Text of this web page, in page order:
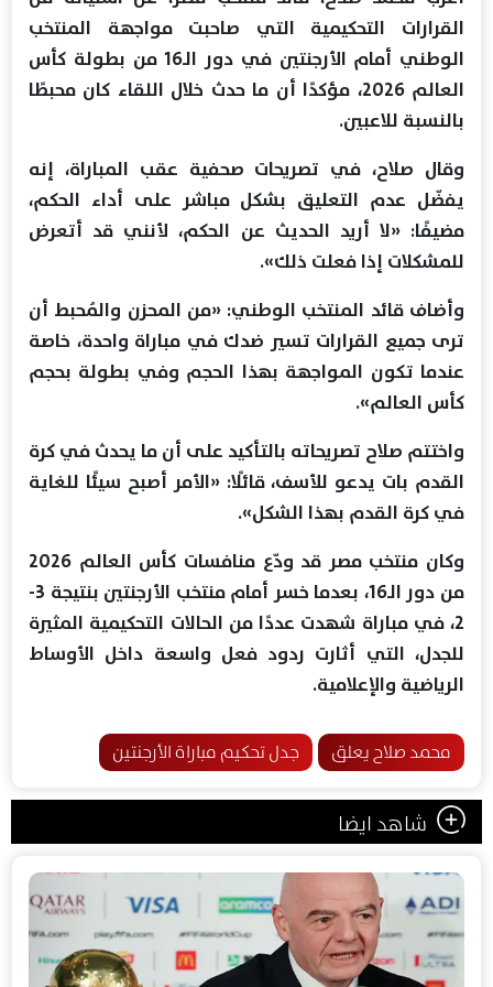
القرارات التحكيمية التي صاحبت مواجهة المنتخب
الوطني أمام الأرجنتين في دور الـ16 من بطولة كأس
العالم 2026، مؤكدًا أن ما حدث خلال اللقاء كان محبطًا
بالنسبة للاعبين.
وقال صلاح، في تصريحات صحفية عقب المباراة، إنه
يفضّل عدم التعليق بشكل مباشر على أداء الحكم،
مضيفًا: «لا أريد الحديث عن الحكم، لأنني قد أتعرض
للمشكلات إذا فعلت ذلك».
وأضاف قائد المنتخب الوطني: «من المحزن والمُحبط أن
ترى جميع القرارات تسير ضدك في مباراة واحدة، خاصة
عندما تكون المواجهة بهذا الحجم وفي بطولة بحجم
كأس العالم».
واختتم صلاح تصريحاته بالتأكيد على أن ما يحدث في كرة
القدم بات يدعو للأسف، قائلًا: «الأمر أصبح سيئًا للغاية
في كرة القدم بهذا الشكل».
وكان منتخب مصر قد ودّع منافسات كأس العالم 2026
من دور الـ16، بعدما خسر أمام منتخب الأرجنتين بنتيجة 3-
2، في مباراة شهدت عددًا من الحالات التحكيمية المثيرة
للجدل، التي أثارت ردود فعل واسعة داخل الأوساط
الرياضية والإعلامية.
محمد صلاح يعلق جدل تحكيم مباراة الأرجنتين
شاهد ايضا